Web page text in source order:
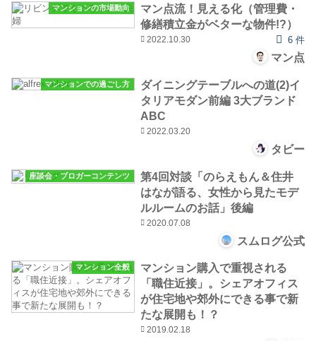
マンションの市場動向
マン点流！見える化（管理費・
修繕積立金がベターな物件!?）
2022.10.30 6 件
マン点
マンションでの過ごし方
ダイニングテーブルへの道(2)イ
タリアモダン前編 3大ブランド
ABC
2022.03.20
タビー
座談会・ブロガーコンテンツ
第4回対談「のらえもん＆住井
はなが語る、女性から見たモデ
ルルームのお話」後編
2020.07.08
スムログ公式
マンション全般
マンション購入で重視される
「職住近接」。シェアオフィス
が住宅地や郊外にできる事で新
たな展開も！？
2019.02.18